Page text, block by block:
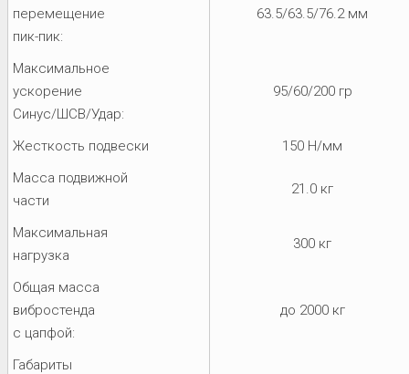
перемещение
пик-пик:
63.5/63.5/76.2 мм
Максимальное
ускорение
Синус/ШСВ/Удар:
95/60/200 гр
Жесткость подвески
150 Н/мм
Масса подвижной
части
21.0 кг
Максимальная
нагрузка
300 кг
Общая масса
вибростенда
с цапфой:
до 2000 кг
Габариты